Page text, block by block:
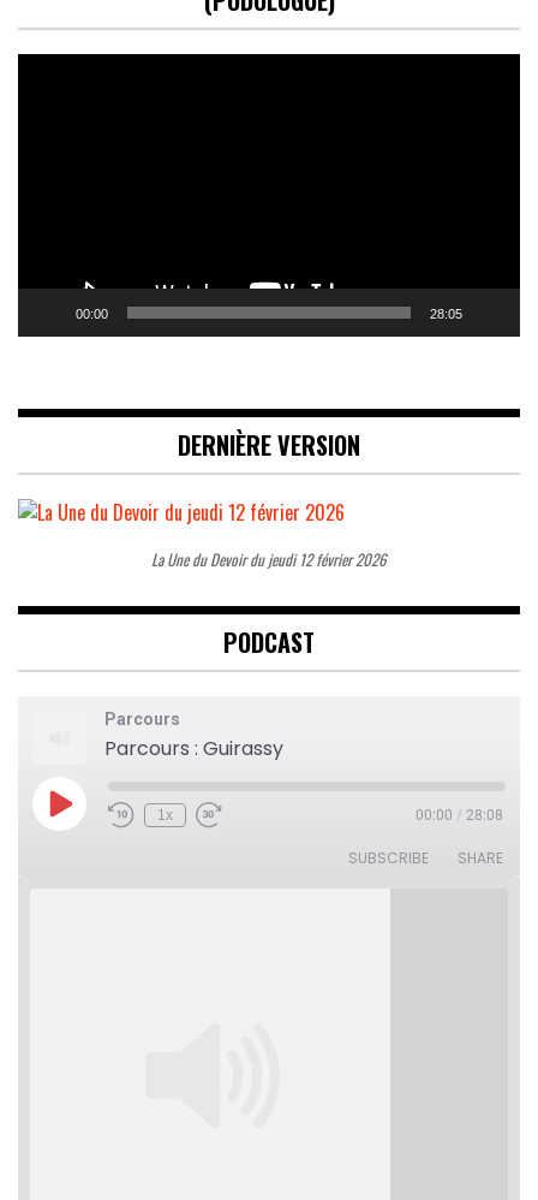
00:00 28:05
DERNIÈRE VERSION
La Une du Devoir du jeudi 12 février 2026
PODCAST
Parcours
Parcours : Guirassy
Play
Episode
Rewind
1x
Fast
00:00 / 28:08
SUBSCRIBE SHARE